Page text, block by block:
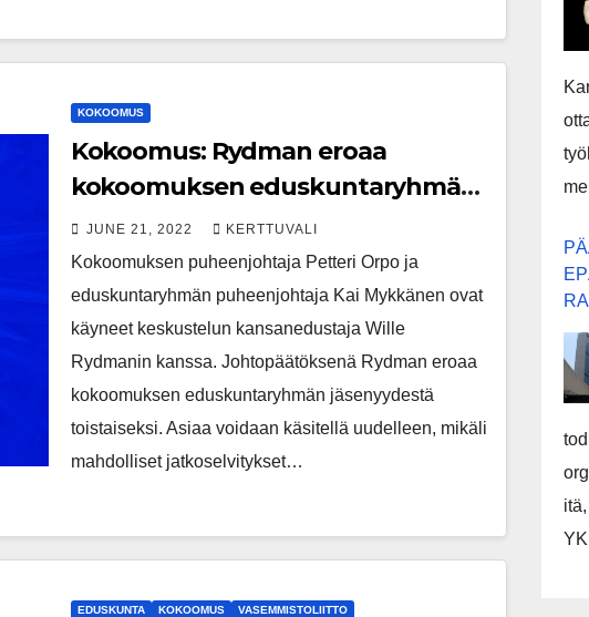
KOKOOMUS
Kokoomus: Rydman eroaa
kokoomuksen eduskuntaryhmän
jäsenyydestä toistaiseksi
JUNE 21, 2022 KERTTUVALI
Kokoomuksen puheenjohtaja Petteri Orpo ja
eduskuntaryhmän puheenjohtaja Kai Mykkänen ovat
käyneet keskustelun kansanedustaja Wille
Rydmanin kanssa. Johtopäätöksenä Rydman eroaa
kokoomuksen eduskuntaryhmän jäsenyydestä
toistaiseksi. Asiaa voidaan käsitellä uudelleen, mikäli
mahdolliset jatkoselvitykset…
EDUSKUNTA KOKOOMUS VASEMMISTOLIITTO